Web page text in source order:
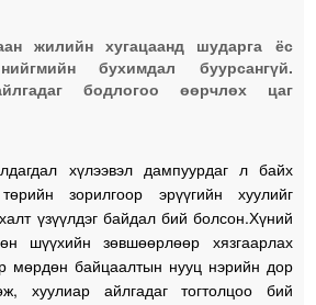
жилийн хугацаанд шударга ёс
бухимдал буурсангүй.
бодлогоо өөрчлөх цаг
хүлээвэл дампуурдаг л байх
зорилгоор эрүүгийн хуулийг
үзүүлдэг байдал бий болсон.Хүний
шүүхийн зөвшөөрлөөр хязгаарлах
мөрдөн байцаалтын нууц нэрийн дор
хуулиар айлгадаг тогтолцоо бий